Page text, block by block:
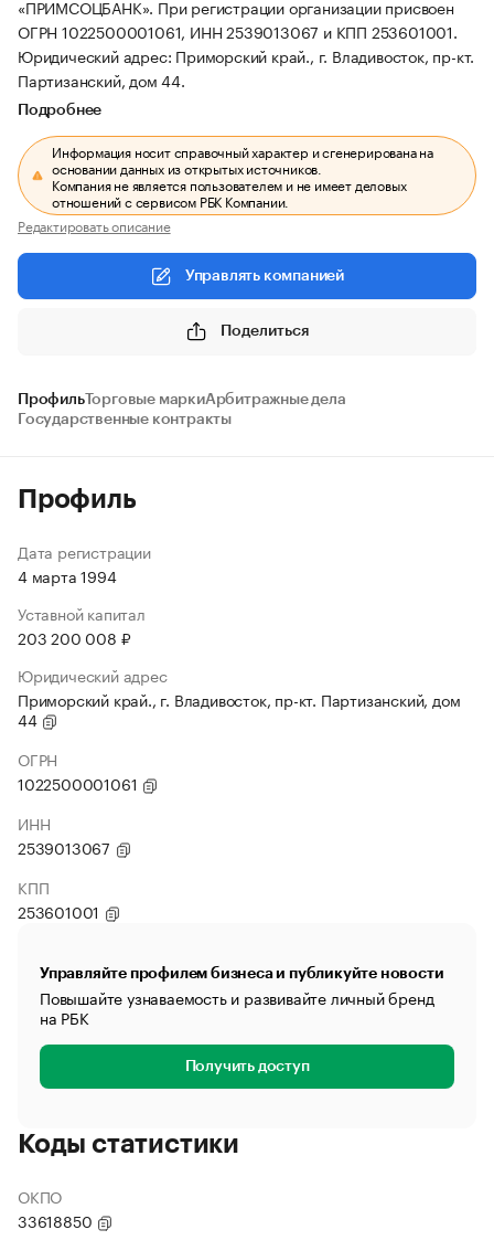
«ПРИМСОЦБАНК». При регистрации организации присвоен
ОГРН 1022500001061, ИНН 2539013067 и КПП 253601001.
Юридический адрес: Приморский край., г. Владивосток, пр-кт.
Партизанский, дом 44.
Подробнее
Информация носит справочный характер и сгенерирована на
основании данных из открытых источников.
Компания не является пользователем и не имеет деловых
отношений с сервисом РБК Компании.
Редактировать описание
Управлять компанией
Поделиться
ПрофильТорговые маркиАрбитражные дела
Государственные контракты
Профиль
Дата регистрации
4 марта 1994
Уставной капитал
203 200 008 ₽
Юридический адрес
Приморский край., г. Владивосток, пр-кт. Партизанский, дом
44
ОГРН
1022500001061
ИНН
2539013067
КПП
253601001
Управляйте профилем бизнеса и публикуйте новости
Повышайте узнаваемость и развивайте личный бренд
на РБК
Получить доступ
Коды статистики
ОКПО
33618850